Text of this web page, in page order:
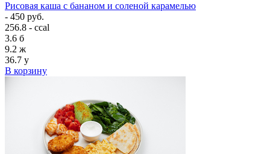
Рисовая каша с бананом и соленой карамелью
- 450 руб.
256.8 - ccal
3.6 б
9.2 ж
36.7 у
В корзину